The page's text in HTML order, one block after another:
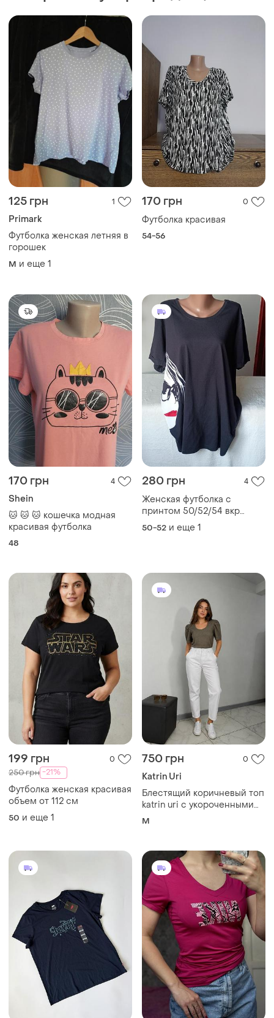
125 грн 1
Primark
Футболка женская летняя в
горошек
M и еще 1
170 грн 0
Футболка красивая
54-56
170 грн 4
Shein
🐱 🐱 🐱 кошечка модная
красивая футболка
48
280 грн 4
Женская футболка с
принтом 50/52/54 вкр
размер
50-52 и еще 1
199 грн 0
250 грн -21%
Футболка женская красивая
объем от 112 см
50 и еще 1
750 грн 0
Katrin Uri
Блестящий коричневый топ
katrin uri с укороченными
объемными рукавами-
M